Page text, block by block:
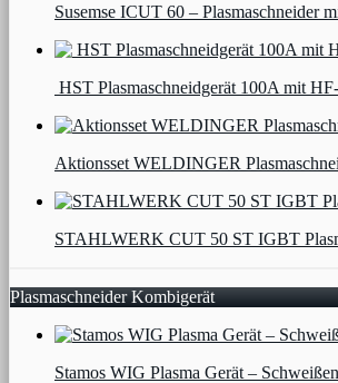
Susemse ICUT 60 – Plasmaschneider
HST Plasmaschneidgerät 100A mit
Aktionsset WELDINGER
STAHLWERK CUT 50 ST IGBT
Plasmaschneider Kombigerät
Stamos WIG Plasma Gerät –